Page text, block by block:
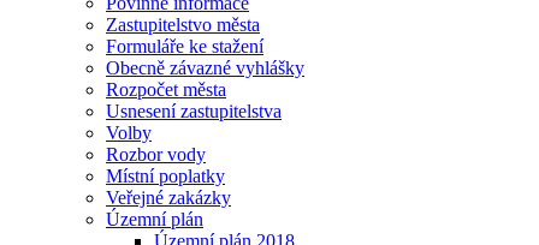
Zastupitelstvo města
Formuláře ke stažení
Obecně závazné vyhlášky
Rozpočet města
Usnesení zastupitelstva
Volby
Rozbor vody
Místní poplatky
Veřejné zakázky
Územní plán
Územní plán 2018